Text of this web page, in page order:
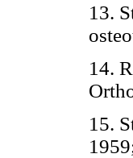
13.
14.
15.